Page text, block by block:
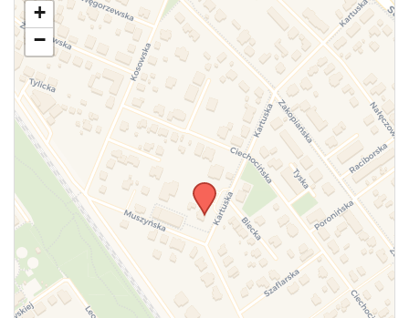
zmianach w powyższym mityngu.
+
−